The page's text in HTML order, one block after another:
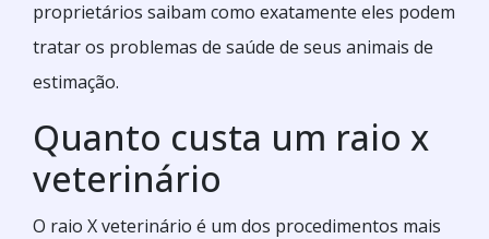
proprietários saibam como exatamente eles podem
tratar os problemas de saúde de seus animais de
estimação.
Quanto custa um raio x
veterinário
O raio X veterinário é um dos procedimentos mais